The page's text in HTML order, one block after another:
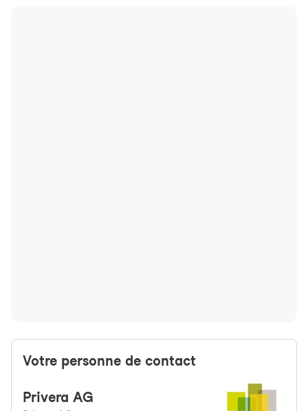
Votre personne de contact
Privera AG